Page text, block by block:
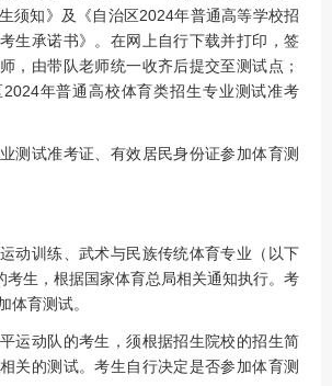
须知》及《自治区2024年普通高等学校招
生承诺书》。在网上自行下载并打印，签
，由带队老师统一收齐后提交至测试点；
年普通高校体育类招生专业测试准考
试准考证、有效居民身份证参加体育测
训练、武术与民族传统体育专业（以下
考生，根据国家体育总局相关通知执行。考
体育测试。
动队的考生，须根据招生院校的招生简
关的测试。考生自行决定是否参加体育测